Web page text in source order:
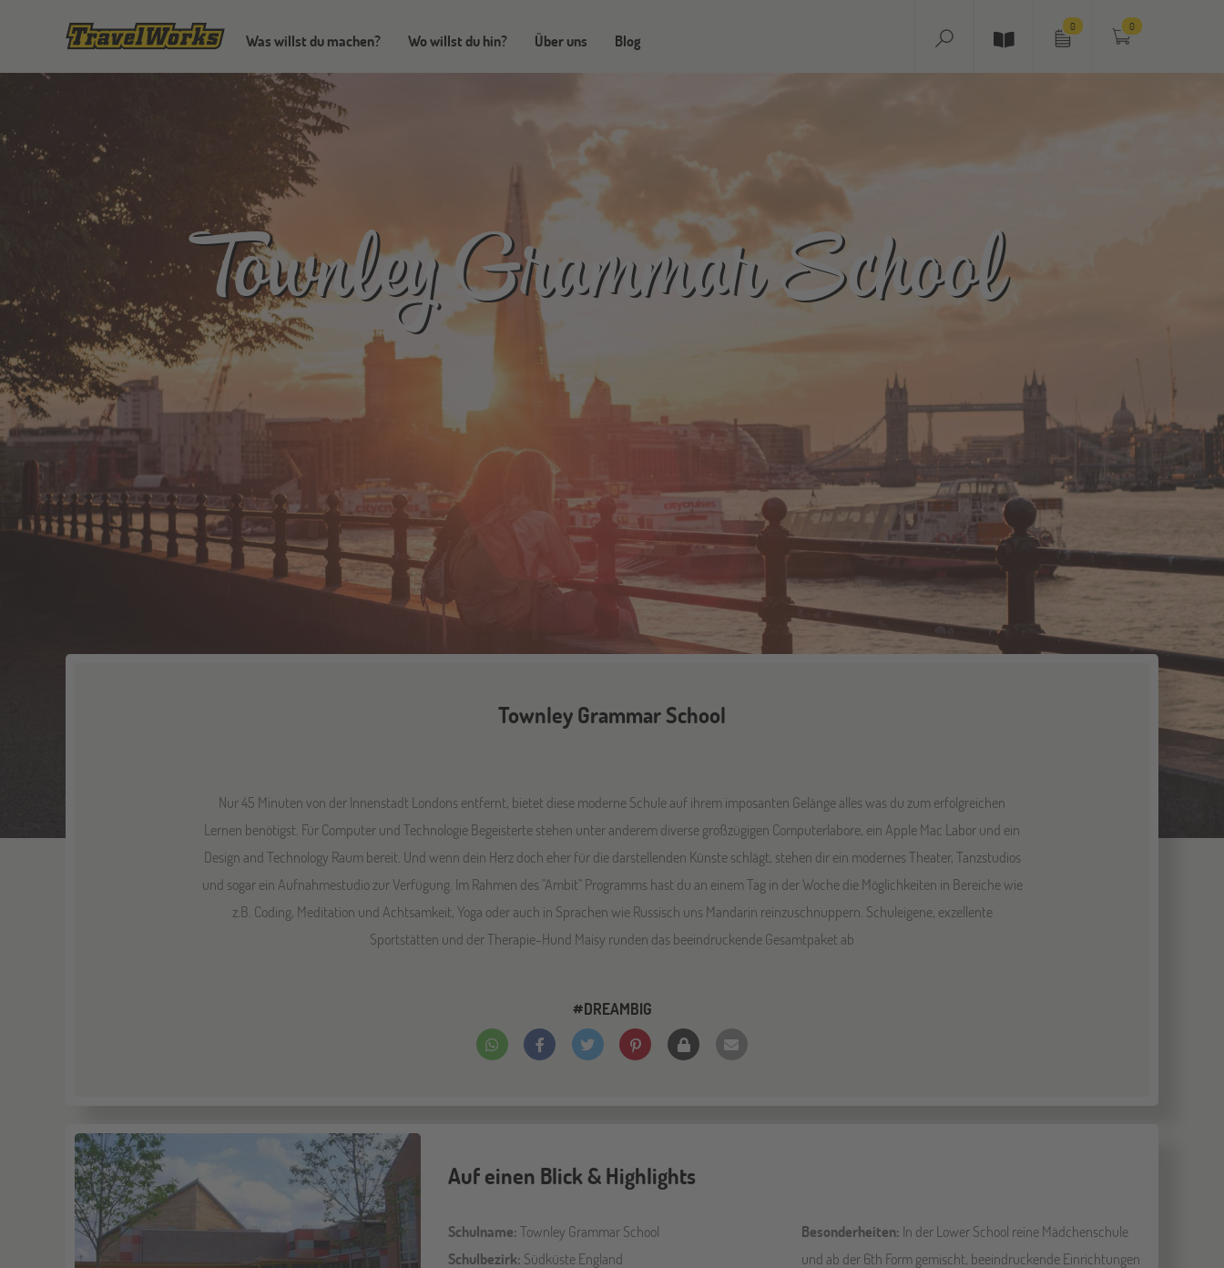
Was willst du machen? Wo willst du hin? Über uns Blog
0 0
Townley Grammar School
Townley Grammar School
Nur 45 Minuten von der Innenstadt Londons entfernt, bietet diese moderne Schule auf ihrem imposanten Gelänge alles was du zum erfolgreichen
Lernen benötigst. Für Computer und Technologie Begeisterte stehen unter anderem diverse großzügigen Computerlabore, ein Apple Mac Labor und ein
Design and Technology Raum bereit. Und wenn dein Herz doch eher für die darstellenden Künste schlägt, stehen dir ein modernes Theater, Tanzstudios
und sogar ein Aufnahmestudio zur Verfügung. Im Rahmen des "Ambit" Programms hast du an einem Tag in der Woche die Möglichkeiten in Bereiche wie
z.B. Coding, Meditation und Achtsamkeit, Yoga oder auch in Sprachen wie Russisch uns Mandarin reinzuschnuppern. Schuleigene, exzellente
Sportstätten und der Therapie-Hund Maisy runden das beeindruckende Gesamtpaket ab
#DREAMBIG
Auf einen Blick & Highlights
Schulname:Townley Grammar School
Schulbezirk: Südküste England
Besonderheiten: In der Lower School reine Mädchenschule
und ab der 6th Form gemischt, beeindruckende Einrichtungen